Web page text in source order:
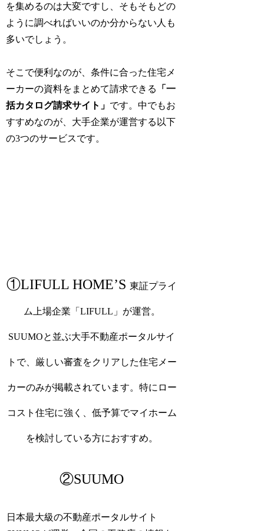
を集めるのは大変ですし、そもそもどの
ように調べればいいのか分からない人も
多いでしょう。
そこで便利なのが、条件に合った住宅メ
ーカーの資料をまとめて請求できる
「一
括カタログ請求サイト」 です。中でもお
すすめなのが、大手企業が運営する以下
の3つのサービスです。
①LIFULL HOME’S 東証プライ
ム上場企業「LIFULL」が運営。
SUUMOと並ぶ大手不動産ポータルサイ
トで、厳しい審査をクリアした住宅メー
カーのみが掲載されています。特にロー
コスト住宅に強く、低予算でマイホーム
を検討している方におすすめ。
②SUUMO
日本最大級の不動産ポータルサイト